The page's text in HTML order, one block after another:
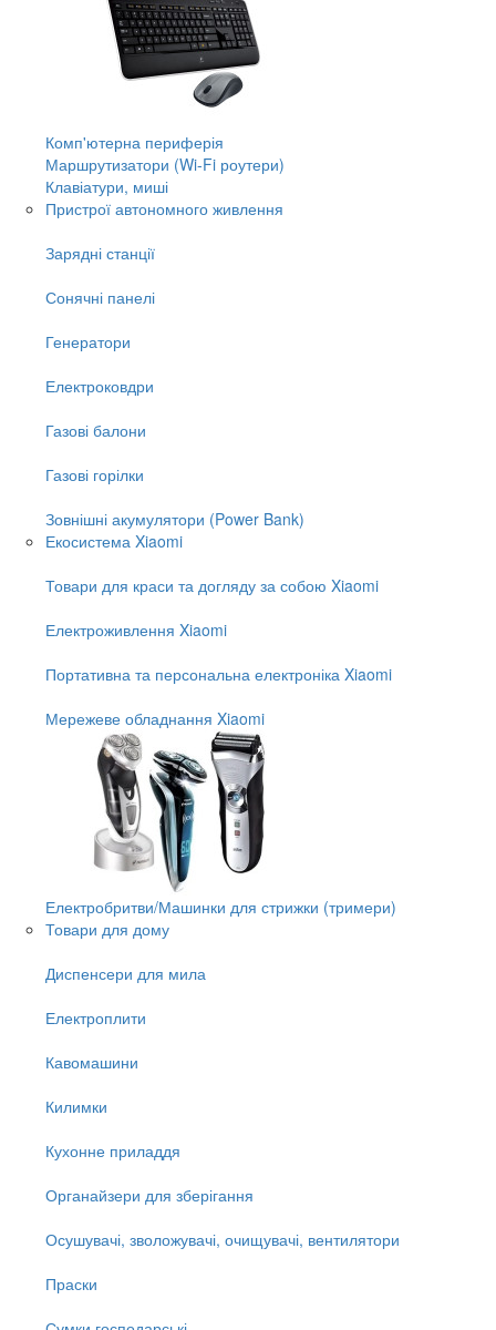
Комп'ютерна периферія
Маршрутизатори (Wi-Fi роутери)
Клавіатури, миші
Пристрої автономного живлення
Зарядні станції
Сонячні панелі
Генератори
Електроковдри
Газові балони
Газові горілки
Зовнішні акумулятори (Power Bank)
Екосистема Xiaomi
Товари для краси та догляду за собою Xiaomi
Електроживлення Xiaomi
Портативна та персональна електроніка Xiaomi
Мережеве обладнання Xiaomi
Електробритви/Машинки для стрижки (тримери)
Товари для дому
Диспенсери для мила
Електроплити
Кавомашини
Килимки
Кухонне приладдя
Органайзери для зберігання
Осушувачі, зволожувачі, очищувачі, вентилятори
Праски